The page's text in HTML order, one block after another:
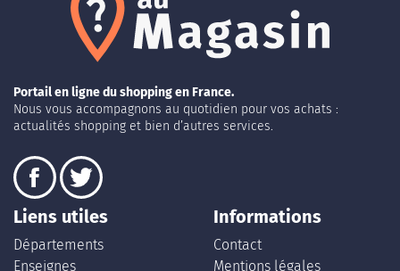
Portail en ligne du shopping en France.
Nous vous accompagnons au quotidien pour vos achats :
actualités shopping et bien d’autres services.
Liens utiles
Départements
Enseignes
Informations
Contact
Mentions légales